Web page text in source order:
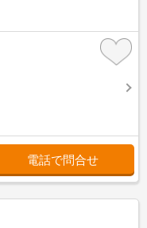
電話で問合せ